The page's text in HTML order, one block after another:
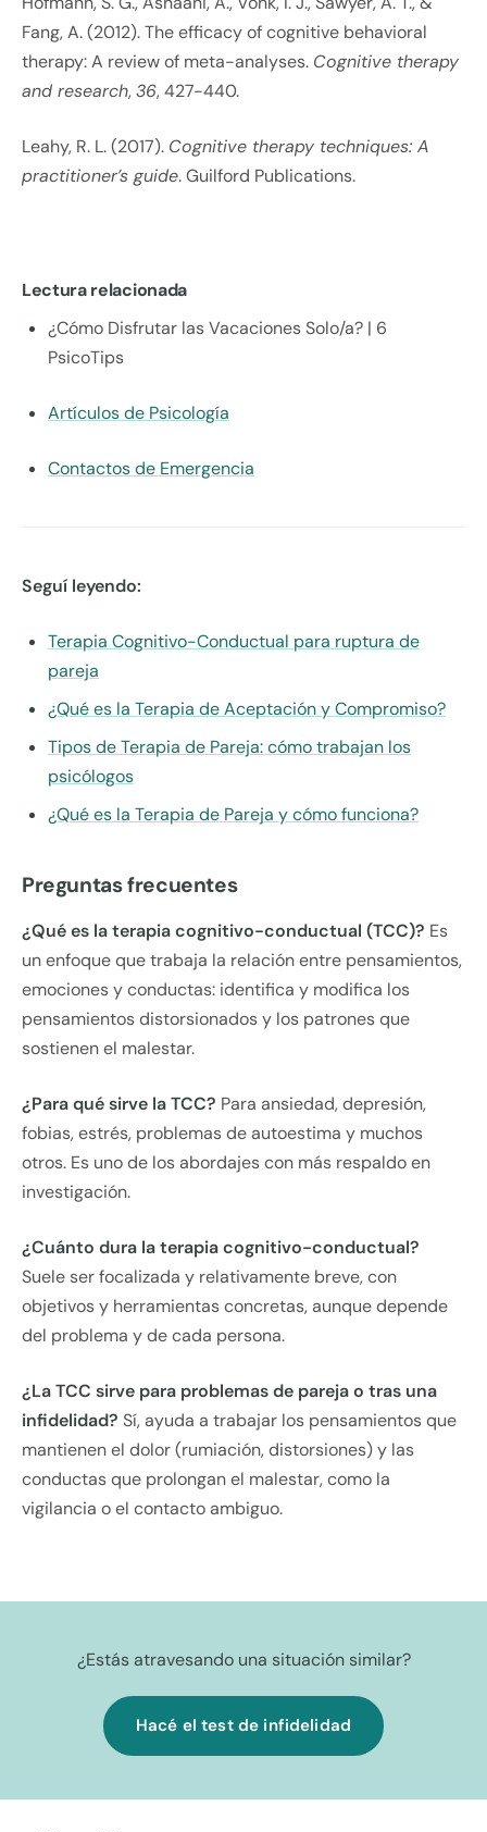
Fang, A. (2012). The efficacy of cognitive behavioral
therapy: A review of meta-analyses. Cognitive therapy
and research,36, 427-440.
Leahy, R. L. (2017). Cognitive therapy techniques: A
practitioner’s guide. Guilford Publications.
Lectura relacionada
¿Cómo Disfrutar las Vacaciones Solo/a? | 6
PsicoTips
Artículos de Psicología
Contactos de Emergencia
Seguí leyendo:
Terapia Cognitivo-Conductual para ruptura de
pareja
¿Qué es la Terapia de Aceptación y Compromiso?
Tipos de Terapia de Pareja: cómo trabajan los
psicólogos
¿Qué es la Terapia de Pareja y cómo funciona?
Preguntas frecuentes
¿Qué es la terapia cognitivo-conductual (TCC)? Es
un enfoque que trabaja la relación entre pensamientos,
emociones y conductas: identifica y modifica los
pensamientos distorsionados y los patrones que
sostienen el malestar.
¿Para qué sirve la TCC? Para ansiedad, depresión,
fobias, estrés, problemas de autoestima y muchos
otros. Es uno de los abordajes con más respaldo en
investigación.
¿Cuánto dura la terapia cognitivo-conductual?
Suele ser focalizada y relativamente breve, con
objetivos y herramientas concretas, aunque depende
del problema y de cada persona.
¿La TCC sirve para problemas de pareja o tras una
infidelidad? Sí, ayuda a trabajar los pensamientos que
mantienen el dolor (rumiación, distorsiones) y las
conductas que prolongan el malestar, como la
vigilancia o el contacto ambiguo.
¿Estás atravesando una situación similar?
Hacé el test de infidelidad